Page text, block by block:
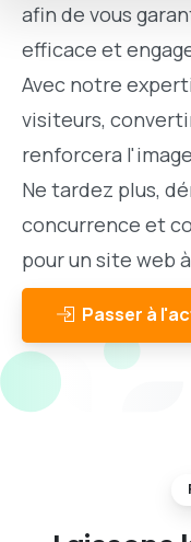
afin de vous
efficace et
Avec notre
visiteurs,
renforcera
Ne tardez plus,
concurrence et
pour un site web
Passer à